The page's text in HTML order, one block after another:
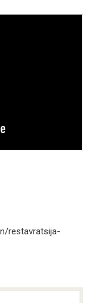
restavratsija-